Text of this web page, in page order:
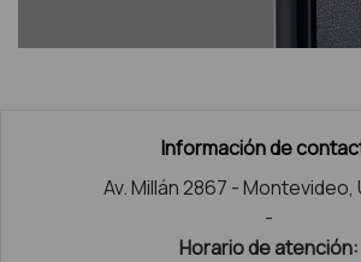
Información de
Av. Millán 2867 - Montevideo,
-
Horario de atención: